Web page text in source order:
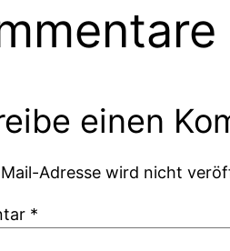
einen
Mail-Adresse wird nicht
*